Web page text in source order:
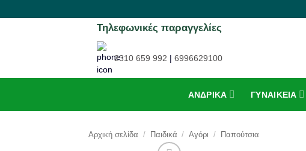
Τηλεφωνικές παραγγελίες
2310 659 992 | 6996629100
ΑΝΔΡΙΚΆ ΓΥΝΑΙΚΕΊΑ
Αρχική σελίδα / Παιδικά / Αγόρι / Παπούτσια